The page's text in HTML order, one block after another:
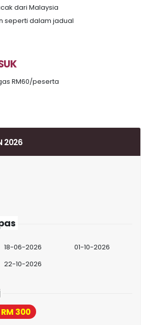
dari Malaysia
seperti dalam jadual
RM60/peserta
2026
18-06-2026
01-10-2026
22-10-2026
RM 300